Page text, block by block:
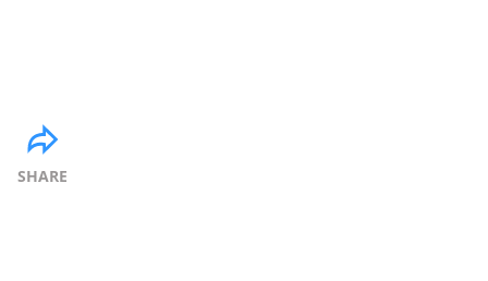
SHARE